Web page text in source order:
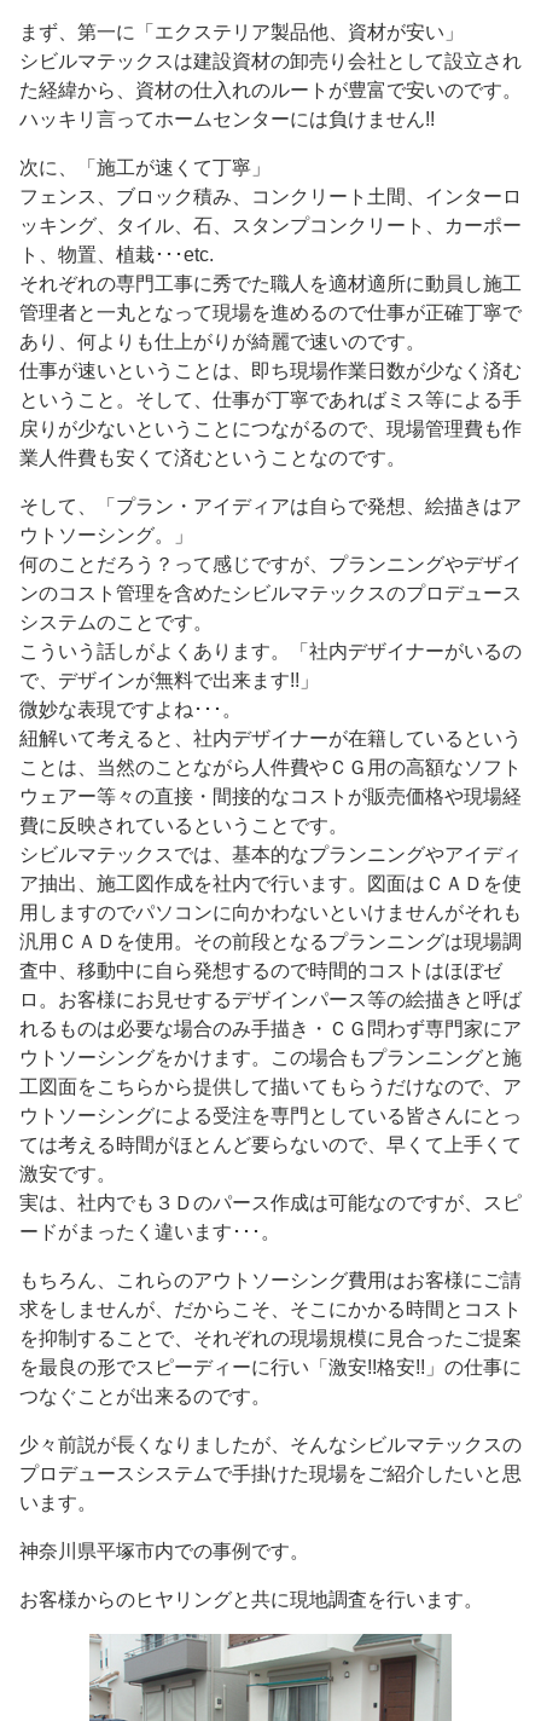
まず、第一に「エクステリア製品他、資材が安い」
シビルマテックスは建設資材の卸売り会社として設立され
た経緯から、資材の仕入れのルートが豊富で安いのです。
ハッキリ言ってホームセンターには負けません!!
次に、「施工が速くて丁寧」
フェンス、ブロック積み、コンクリート土間、インターロ
ッキング、タイル、石、スタンプコンクリート、カーポー
ト、物置、植栽･･･etc.
それぞれの専門工事に秀でた職人を適材適所に動員し施工
管理者と一丸となって現場を進めるので仕事が正確丁寧で
あり、何よりも仕上がりが綺麗で速いのです。
仕事が速いということは、即ち現場作業日数が少なく済む
ということ。そして、仕事が丁寧であればミス等による手
戻りが少ないということにつながるので、現場管理費も作
業人件費も安くて済むということなのです。
そして、「プラン・アイディアは自らで発想、絵描きはア
ウトソーシング。」
何のことだろう？って感じですが、プランニングやデザイ
ンのコスト管理を含めたシビルマテックスのプロデュース
システムのことです。
こういう話しがよくあります。「社内デザイナーがいるの
で、デザインが無料で出来ます!!」
微妙な表現ですよね･･･。
紐解いて考えると、社内デザイナーが在籍しているという
ことは、当然のことながら人件費やＣＧ用の高額なソフト
ウェアー等々の直接・間接的なコストが販売価格や現場経
費に反映されているということです。
シビルマテックスでは、基本的なプランニングやアイディ
ア抽出、施工図作成を社内で行います。図面はＣＡＤを使
用しますのでパソコンに向かわないといけませんがそれも
汎用ＣＡＤを使用。その前段となるプランニングは現場調
査中、移動中に自ら発想するので時間的コストはほぼゼ
ロ。お客様にお見せするデザインパース等の絵描きと呼ば
れるものは必要な場合のみ手描き・ＣＧ問わず専門家にア
ウトソーシングをかけます。この場合もプランニングと施
工図面をこちらから提供して描いてもらうだけなので、ア
ウトソーシングによる受注を専門としている皆さんにとっ
ては考える時間がほとんど要らないので、早くて上手くて
激安です。
実は、社内でも３Ｄのパース作成は可能なのですが、スピ
ードがまったく違います･･･。
もちろん、これらのアウトソーシング費用はお客様にご請
求をしませんが、だからこそ、そこにかかる時間とコスト
を抑制することで、それぞれの現場規模に見合ったご提案
を最良の形でスピーディーに行い「激安!!格安!!」の仕事に
つなぐことが出来るのです。
少々前説が長くなりましたが、そんなシビルマテックスの
プロデュースシステムで手掛けた現場をご紹介したいと思
います。
神奈川県平塚市内での事例です。
お客様からのヒヤリングと共に現地調査を行います。